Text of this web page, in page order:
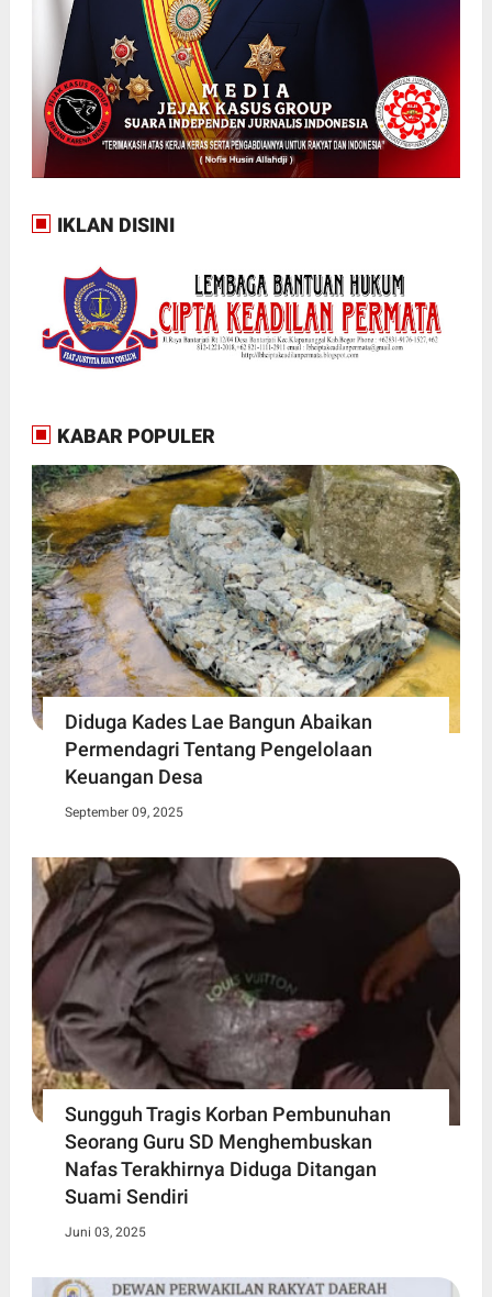
IKLAN DISINI
KABAR POPULER
Diduga Kades Lae Bangun Abaikan
Permendagri Tentang Pengelolaan
Keuangan Desa
September 09, 2025
Sungguh Tragis Korban Pembunuhan
Seorang Guru SD Menghembuskan
Nafas Terakhirnya Diduga Ditangan
Suami Sendiri
Juni 03, 2025